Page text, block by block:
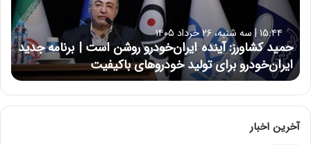
ش
ا
و
ر
ز
:
آ
ی
ن
۱۵:۴۴ | سه شنبه، ۲۶ خرداد ۱۴۰۵
حمید کشاورز: آینده ایران‌خودرو روشن است | برنامه جدید
ایران‌خودرو برای تولید خودروهای باکیفیت
آخرین اخبار